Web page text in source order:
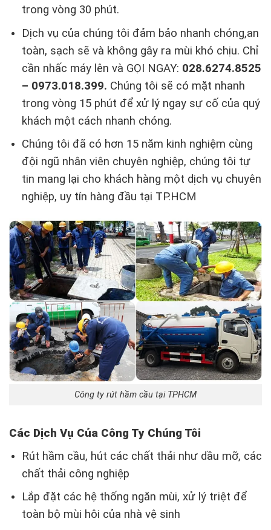
trong vòng 30 phút.
Dịch vụ của chúng tôi đảm bảo nhanh chóng,an
toàn, sạch sẽ và không gây ra mùi khó chịu. Chỉ
cần nhấc máy lên và GỌI NGAY: 028.6274.8525
– 0973.018.399. Chúng tôi sẽ có mặt nhanh
trong vòng 15 phút để xử lý ngay sự cố của quý
khách một cách nhanh chóng.
Chúng tôi đã có hơn 15 năm kinh nghiệm cùng
đội ngũ nhân viên chuyên nghiệp, chúng tôi tự
tin mang lại cho khách hàng một dịch vụ chuyên
nghiệp, uy tín hàng đầu tại TP.HCM
Công ty rút hầm cầu tại TPHCM
Các Dịch Vụ Của Công Ty Chúng Tôi
Rút hầm cầu, hút các chất thải như dầu mỡ, các
chất thải công nghiệp
Lắp đặt các hệ thống ngăn mùi, xử lý triệt để
toàn bộ mùi hôi của nhà vệ sinh